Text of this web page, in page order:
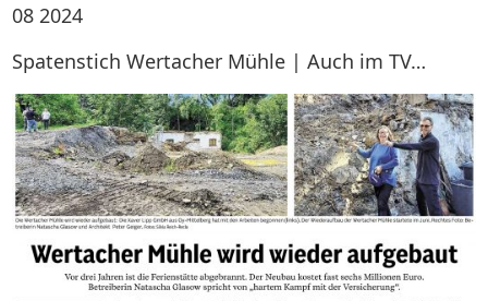
08 2024
Spatenstich Wertacher Mühle | Auch im TV…